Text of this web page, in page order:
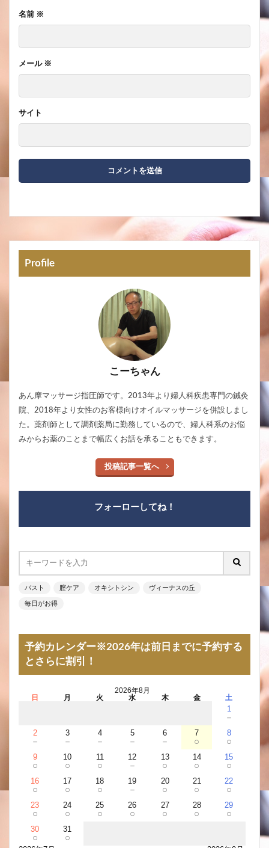
名前 ※
メール ※
サイト
Profile
こーちゃん
あん摩マッサージ指圧師です。2013年より婦人科疾患専門の鍼灸
院、2018年より女性のお客様向けオイルマッサージを併設しまし
た。薬剤師として調剤薬局に勤務しているので、婦人科系のお悩
みからお薬のことまで幅広くお話を承ることもできます。
投稿記事一覧へ
フォーローしてね！
バスト 膣ケア オキシトシン ヴィーナスの丘
毎日がお得
予約カレンダー※2026年は前日までに予約する
とさらに割引！
2026年8月
日
月 火 水 木 金 土
1
－
2
－
3
－
4
－
5
－
6
－
7
○
8
○
9
○
10
○
11
○
12
－
13
○
14
○
15
○
16
○
17
○
18
○
19
－
20
○
21
○
22
○
23
○
24
○
25
○
26
○
27
○
28
○
29
○
30
○
31
○